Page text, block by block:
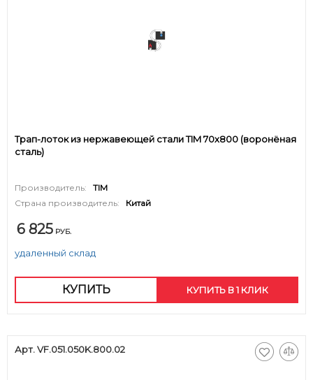
Трап-лоток из нержавеющей стали TIM 70х800 (воронёная
сталь)
Производитель:
TIM
Страна производитель:
Китай
6 825 РУБ.
удаленный склад
КУПИТЬ КУПИТЬ В 1 КЛИК
Арт. VF.051.050K.800.02